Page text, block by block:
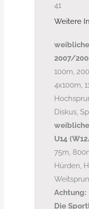
41
Weitere
2007/
100m,
4x100m,
Diskus,
U14
75m,
Hürden,
Achtung:
Die